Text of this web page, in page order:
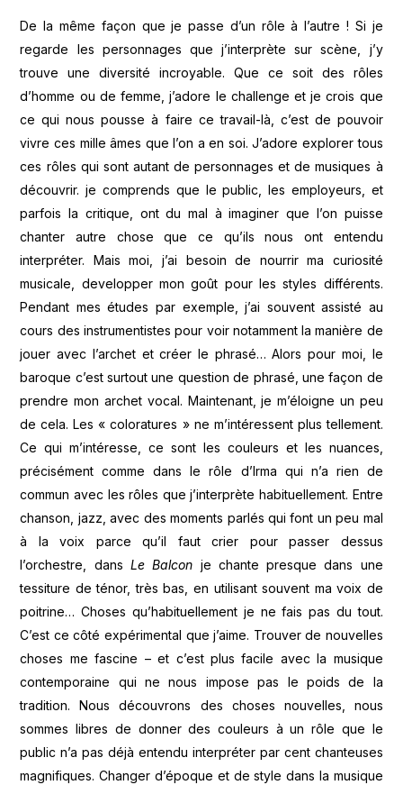
De la même façon que je passe d’un rôle à l’autre ! Si je
regarde les personnages que j’interprète sur scène, j’y
trouve une diversité incroyable. Que ce soit des rôles
d’homme ou de femme, j’adore le challenge et je crois que
ce qui nous pousse à faire ce travail-là, c’est de pouvoir
vivre ces mille âmes que l’on a en soi. J’adore explorer tous
ces rôles qui sont autant de personnages et de musiques à
découvrir. je comprends que le public, les employeurs, et
parfois la critique, ont du mal à imaginer que l’on puisse
chanter autre chose que ce qu’ils nous ont entendu
interpréter. Mais moi, j’ai besoin de nourrir ma curiosité
musicale, developper mon goût pour les styles différents.
Pendant mes études par exemple, j’ai souvent assisté au
cours des instrumentistes pour voir notamment la manière de
jouer avec l’archet et créer le phrasé… Alors pour moi, le
baroque c’est surtout une question de phrasé, une façon de
prendre mon archet vocal. Maintenant, je m’éloigne un peu
de cela. Les « coloratures » ne m’intéressent plus tellement.
Ce qui m’intéresse, ce sont les couleurs et les nuances,
précisément comme dans le rôle d’Irma qui n’a rien de
commun avec les rôles que j’interprète habituellement. Entre
chanson, jazz, avec des moments parlés qui font un peu mal
à la voix parce qu’il faut crier pour passer dessus
l’orchestre, dans LeBalcon je chante presque dans une
tessiture de ténor, très bas, en utilisant souvent ma voix de
poitrine… Choses qu’habituellement je ne fais pas du tout.
C’est ce côté expérimental que j’aime. Trouver de nouvelles
choses me fascine – et c’est plus facile avec la musique
contemporaine qui ne nous impose pas le poids de la
tradition. Nous découvrons des choses nouvelles, nous
sommes libres de donner des couleurs à un rôle que le
public n’a pas déjà entendu interpréter par cent chanteuses
magnifiques. Changer d’époque et de style dans la musique